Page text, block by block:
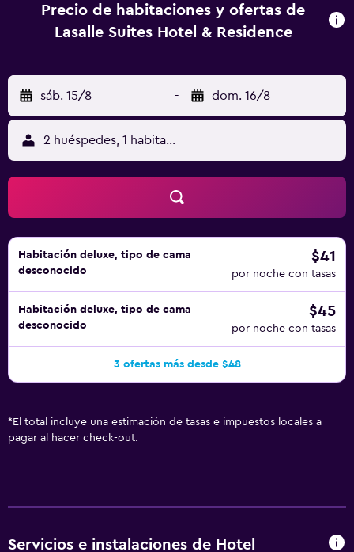
frigorífico/congelador grande y cafetera y tetera. Los
baños están equipados con ducha, zapatillas, secador de
Internet wifi gratis (velocidad: 50 Mbps o más). Los
servicios para las personas de negocios incluyen
escritorio y teléfono. Se ofrece servicio de limpieza todos
los días. En el alojamiento hay piscina al aire libre y piscina
infantil. Otros servicios de ocio y esparcimiento incluyen
gimnasio. Se pueden practicar las actividades de ocio y
esparcimiento que se indican más abajo en las
instalaciones o cerca del alojamiento (es posible que se
aplique un recargo).
Precio de habitaciones y ofertas de
Lasalle Suites Hotel & Residence
sáb. 15/8 - dom. 16/8
2 huéspedes, 1 habitación
Habitación deluxe, tipo de cama
desconocido
$41
por noche con tasas
Habitación deluxe, tipo de cama
desconocido
$45
por noche con tasas
3 ofertas más desde $48
* El total incluye una estimación de tasas e impuestos locales a
pagar al hacer check-out.
Servicios e instalaciones de Hotel